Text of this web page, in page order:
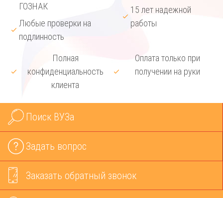
ГОЗНАК
Любые проверки на
подлинность
15 лет надежной
работы
Полная
конфиденциальность
клиента
Оплата только при
получении на руки
Поиск ВУЗа
Задать вопрос
Заказать обратный звонок